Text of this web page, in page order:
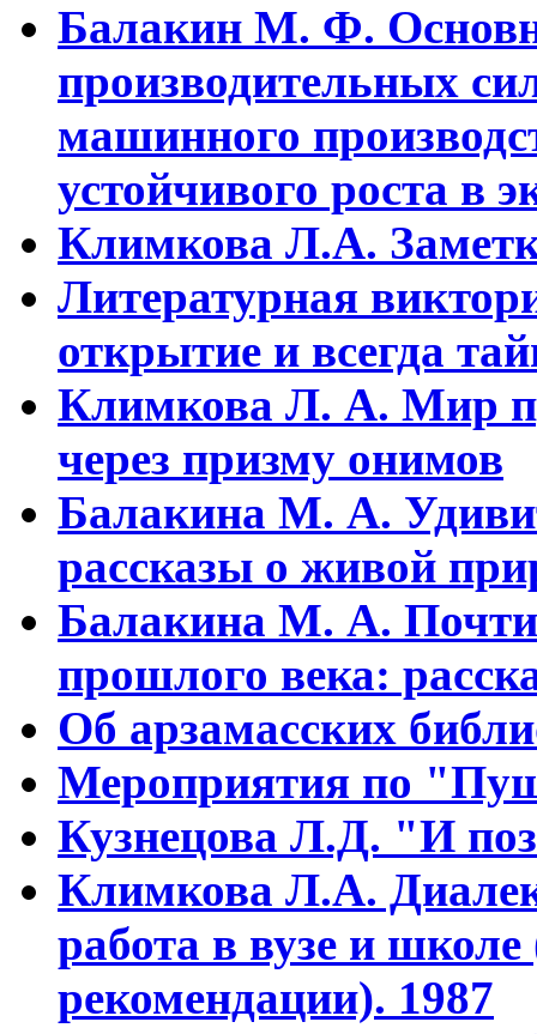
Балакин М. Ф.
пpоизводительных
машинного
устойчивого pоста в
Климкова Л.А.
Литературная
открытие и всегда
Климкова Л. А. Мир
через призму онимов
Балакина М. А.
рассказы о живой
Балакина М. А. Почти
прошлого века:
Об арзамасских
Мероприятия по
Кузнецова Л.Д. "И
Климкова Л.А.
работа в вузе и
рекомендации). 1987